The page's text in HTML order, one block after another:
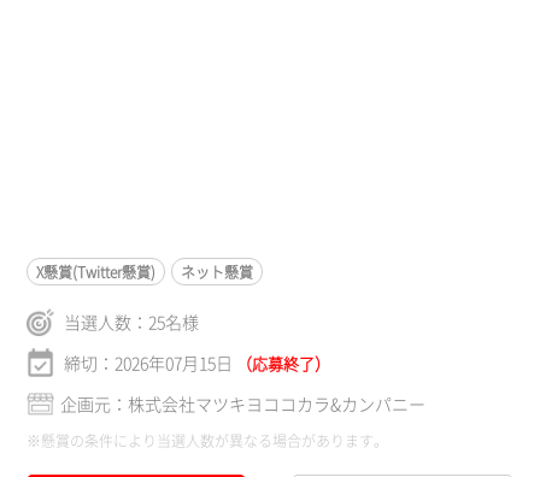
X懸賞(Twitter懸賞) ネット懸賞
当選人数： 25名様
締切：2026年07月15日
（応募終了）
企画元：株式会社マツキヨココカラ&カンパニー
※懸賞の条件により当選人数が異なる場合があります。